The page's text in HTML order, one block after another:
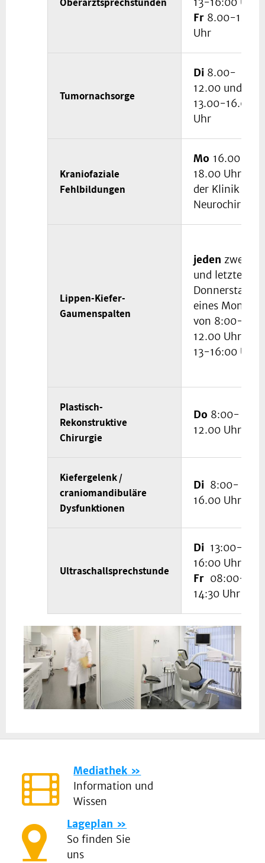
Fr 8.00-14.30
Uhr
Tumornachsorge
Di 8.00-
12.00 und
13.00-16.00
Uhr
Kraniofaziale
Fehlbildungen
Mo 16.00-
18.00 Uhr in
der Klinik für
Neurochirurgie
Lippen-Kiefer-
Gaumenspalten
jeden zweiten
und letzten
Donnerstag
eines Monats
von 8:00-
12.00 Uhr und
13-16:00 Uhr
Plastisch-
Rekonstruktive
Chirurgie
Do 8:00-
12.00 Uhr
Kiefergelenk /
craniomandibuläre
Dysfunktionen
Di 8:00-
16.00 Uhr
Ultraschallsprechstunde
Di 13:00-
16:00 Uhr
Fr 08:00-
14:30 Uhr
Mediathek
Information und
Wissen
Lageplan
So finden Sie
uns